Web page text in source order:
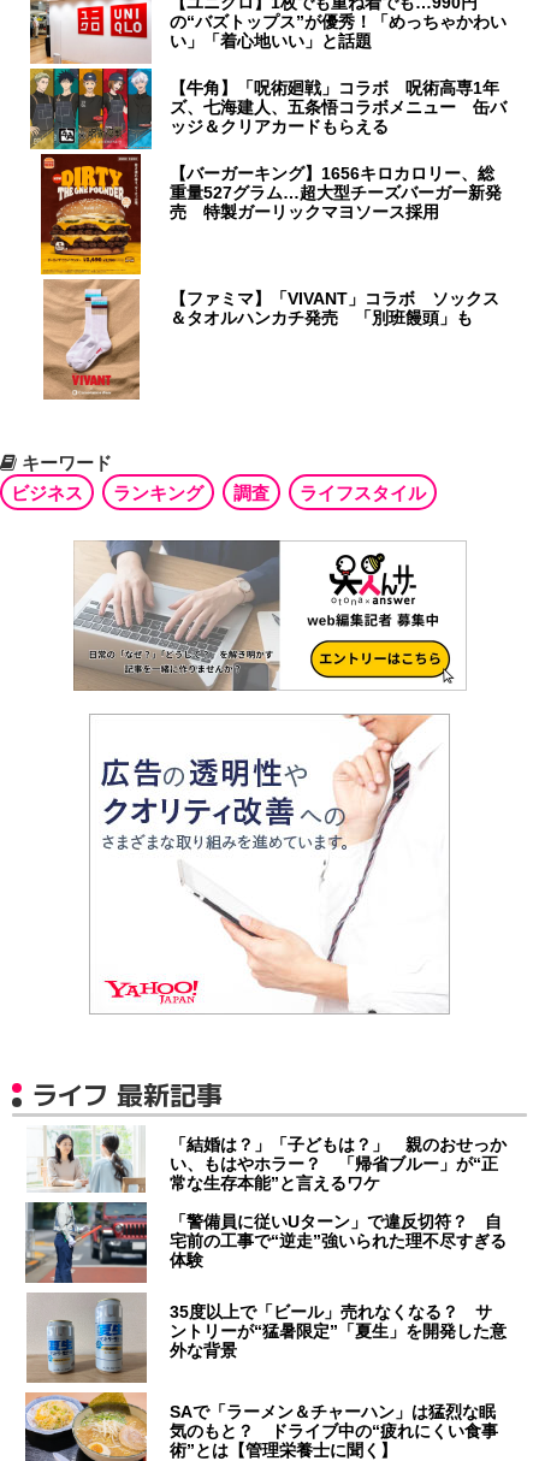
の“バズトップス”が優秀！「めっちゃかわい
い」「着心地いい」と話題
【牛角】「呪術廻戦」コラボ 呪術高専1年
ズ、七海建人、五条悟コラボメニュー 缶バ
ッジ＆クリアカードもらえる
【バーガーキング】1656キロカロリー、総
重量527グラム…超大型チーズバーガー新発
売 特製ガーリックマヨソース採用
【ファミマ】「VIVANT」コラボ ソックス
＆タオルハンカチ発売 「別班饅頭」も
キーワード
ビジネス
ランキング 調査 ライフスタイル
ライフ 最新記事
「結婚は？」「子どもは？」 親のおせっか
い、もはやホラー？ 「帰省ブルー」が“正
常な生存本能”と言えるワケ
「警備員に従いUターン」で違反切符？ 自
宅前の工事で“逆走”強いられた理不尽すぎる
体験
35度以上で「ビール」売れなくなる？ サ
ントリーが“猛暑限定”「夏生」を開発した意
外な背景
SAで「ラーメン＆チャーハン」は猛烈な眠
気のもと？ ドライブ中の“疲れにくい食事
術”とは【管理栄養士に聞く】